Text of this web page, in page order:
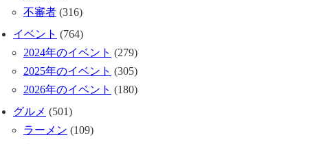
不審者 (316)
イベント (764)
2024年のイベント (279)
2025年のイベント (305)
2026年のイベント (180)
グルメ (501)
ラーメン (109)